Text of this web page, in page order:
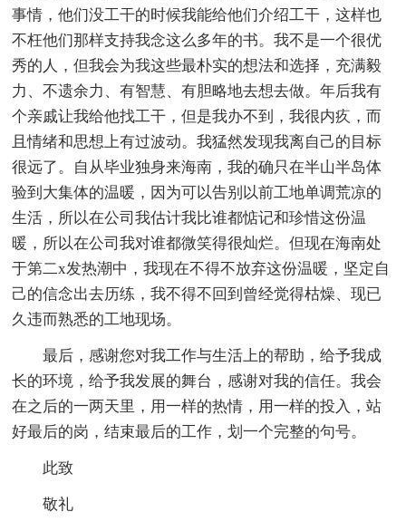
事情，他们没工干的时候我能给他们介绍工干，这样也
不枉他们那样支持我念这么多年的书。我不是一个很优
秀的人，但我会为我这些最朴实的想法和选择，充满毅
力、不遗余力、有智慧、有胆略地去想去做。年后我有
个亲戚让我给他找工干，但是我办不到，我很内疚，而
且情绪和思想上有过波动。我猛然发现我离自己的目标
很远了。自从毕业独身来海南，我的确只在半山半岛体
验到大集体的温暖，因为可以告别以前工地单调荒凉的
生活，所以在公司我估计我比谁都惦记和珍惜这份温
暖，所以在公司我对谁都微笑得很灿烂。但现在海南处
于第二x发热潮中，我现在不得不放弃这份温暖，坚定自
己的信念出去历练，我不得不回到曾经觉得枯燥、现已
久违而熟悉的工地现场。
最后，感谢您对我工作与生活上的帮助，给予我成
长的环境，给予我发展的舞台，感谢对我的信任。我会
在之后的一两天里，用一样的热情，用一样的投入，站
好最后的岗，结束最后的工作，划一个完整的句号。
此致
敬礼